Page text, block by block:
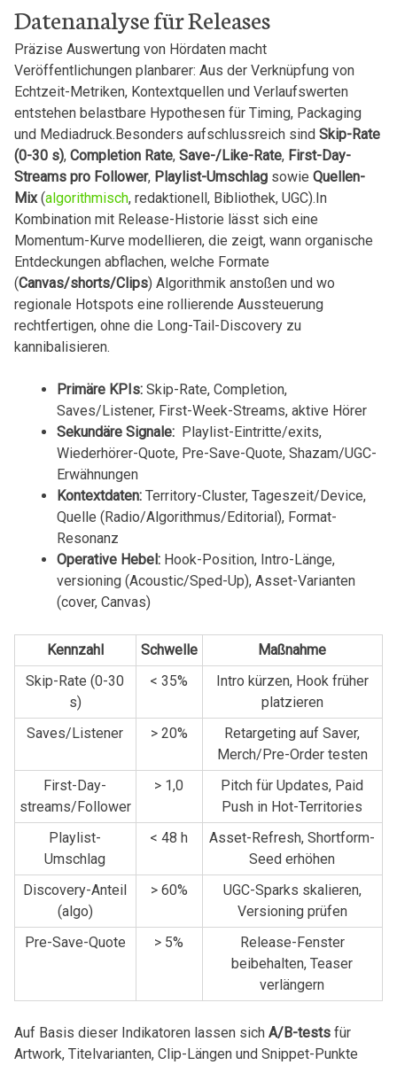
Datenanalyse‍ für Releases
Präzise ‍Auswertung ​von Hördaten macht
⁤Veröffentlichungen ⁢planbarer: ⁢Aus​ der Verknüpfung von
Echtzeit-Metriken, Kontextquellen ⁣und Verlaufswerten
entstehen belastbare Hypothesen für Timing, Packaging
und Mediadruck.Besonders aufschlussreich sind Skip-Rate
(0-30 ​s), Completion ‌Rate, Save-/Like-Rate, First-Day-
Streams pro ⁤Follower,‍ Playlist-Umschlagsowie Quellen-
Mix(algorithmisch, redaktionell, Bibliothek, UGC).In⁤
Kombination mit Release-Historie lässt ‌sich eine
Momentum-Kurve⁣ modellieren,‌ die zeigt, wann organische
Entdeckungen abflachen,⁣ welche Formate⁤
(Canvas/shorts/Clips)⁢ Algorithmik⁣ anstoßen und⁣ wo
‍regionale ⁢Hotspots eine​ rollierende Aussteuerung
rechtfertigen, ohne die Long-Tail-Discovery ⁤zu
kannibalisieren.
Primäre KPIs:Skip-Rate,‍ Completion,
Saves/Listener, First-Week-Streams, aktive⁤ Hörer
Sekundäre Signale:‌ Playlist-Eintritte/exits,
Wiederhörer-Quote, Pre-Save-Quote, Shazam/UGC-
Erwähnungen
Kontextdaten:Territory-Cluster, Tageszeit/Device,
Quelle (Radio/Algorithmus/Editorial), Format-
Resonanz
Operative Hebel:Hook-Position, Intro-Länge,
versioning (Acoustic/Sped-Up), Asset-Varianten‍
(cover, ‍Canvas)
Kennzahl Schwelle
Maßnahme
Skip-Rate (0-30
s)
<​ 35%
Intro ⁤kürzen, Hook früher
platzieren
Saves/Listener
> 20%
Retargeting auf Saver,
Merch/Pre-Order testen
First-Day-
streams/Follower
> 1,0
Pitch für Updates, Paid
Push ‍in Hot-Territories
Playlist-
Umschlag
< ⁤48 ⁤h
Asset-Refresh, Shortform-
Seed erhöhen
Discovery-Anteil
(algo)
> 60%
UGC-Sparks ⁣skalieren,​
Versioning prüfen
Pre-Save-Quote
> 5%
Release-Fenster​
beibehalten, Teaser
⁢verlängern
Auf Basis dieser Indikatoren lassen sich A/B-testsfür
Artwork, Titelvarianten,​ Clip-Längen und Snippet-Punkte⁤